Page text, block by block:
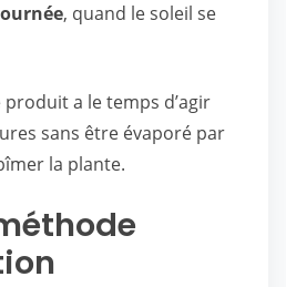
, quand le soleil se
a le temps d’agir
sans être évaporé par
la plante.